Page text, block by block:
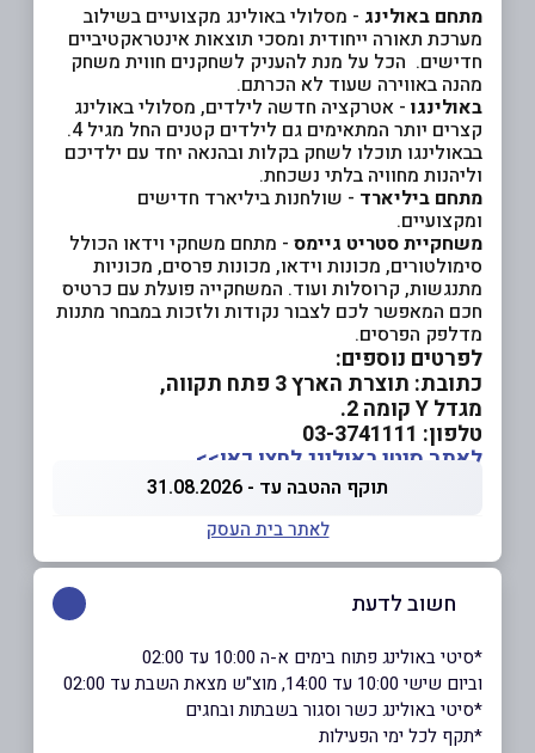
מתחם באולינג - מסלולי באולינג מקצועיים בשילוב
מערכת תאורה ייחודית ומסכי תוצאות אינטראקטיביים
חדישים. הכל על מנת להעניק לשחקנים חווית משחק
מהנה באווירה שעוד לא הכרתם.
באולינגו - אטרקציה חדשה לילדים, מסלולי באולינג
קצרים יותר המתאימים גם לילדים קטנים החל מגיל 4.
בבאולינגו תוכלו לשחק בקלות ובהנאה יחד עם ילדיכם
וליהנות מחוויה בלתי נשכחת.
מתחם ביליארד - שולחנות ביליארד חדישים
ומקצועיים.
משחקיית סטריט גיימס - מתחם משחקי וידאו הכולל
סימולטורים, מכונות וידאו, מכונות פרסים, מכוניות
מתנגשות, קרוסלות ועוד. המשחקייה פועלת עם כרטיס
חכם המאפשר לכם לצבור נקודות ולזכות במבחר מתנות
מדלפק הפרסים.
לפרטים נוספים:
כתובת: תוצרת הארץ 3 פתח תקווה,
מגדל Y קומה 2.
טלפון: 03-3741111
לאתר סיטי באולינג לחצו כאן>>
תוקף ההטבה עד - 31.08.2026
לאתר בית העסק
חשוב לדעת
*סיטי באולינג פתוח בימים א-ה 10:00 עד 02:00
וביום שישי 10:00 עד 14:00, מוצ"ש מצאת השבת עד 02:00
*סיטי באולינג כשר וסגור בשבתות ובחגים
*תקף לכל ימי הפעילות